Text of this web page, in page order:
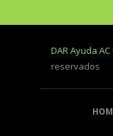
DAR Ayuda
reservados